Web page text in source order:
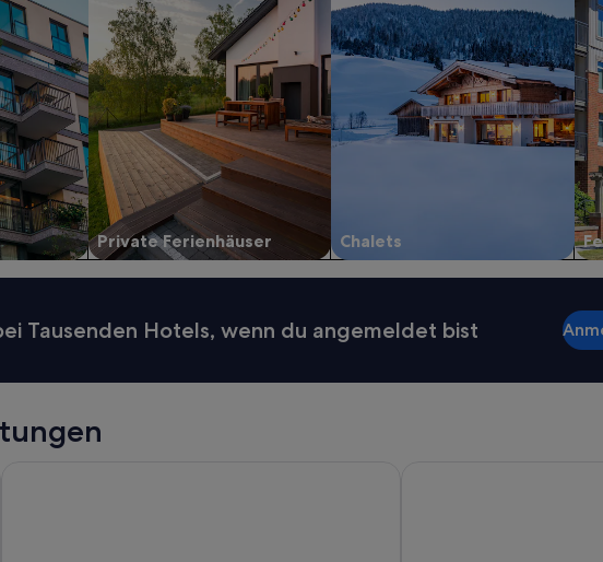
Private Ferienhäuser Chalets
Tausenden Hotels, wenn du angemeldet bist